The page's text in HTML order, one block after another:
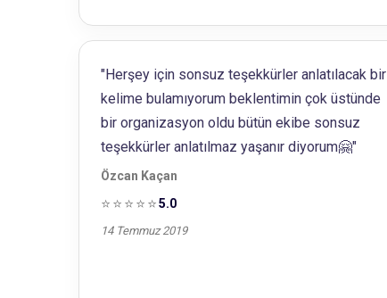
"Herşey için sonsuz teşekkürler anlatılacak bir
kelime bulamıyorum beklentimin çok üstünde
bir organizasyon oldu bütün ekibe sonsuz
teşekkürler anlatılmaz yaşanır diyorum🤗"
Özcan Kaçan
⭐⭐⭐⭐⭐5.0
14 Temmuz 2019